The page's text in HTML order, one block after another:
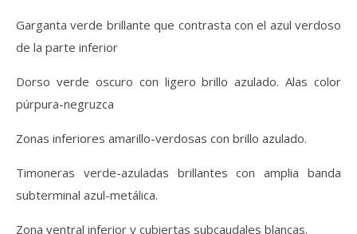
Garganta verde brillante que contrasta con el azul verdoso
de la parte inferior
Dorso verde oscuro con ligero brillo azulado. Alas color
púrpura-negruzca
Zonas inferiores amarillo-verdosas con brillo azulado.
Timoneras verde-azuladas brillantes con amplia banda
subterminal azul-metálica.
Zona ventral inferior y cubiertas subcaudales blancas.